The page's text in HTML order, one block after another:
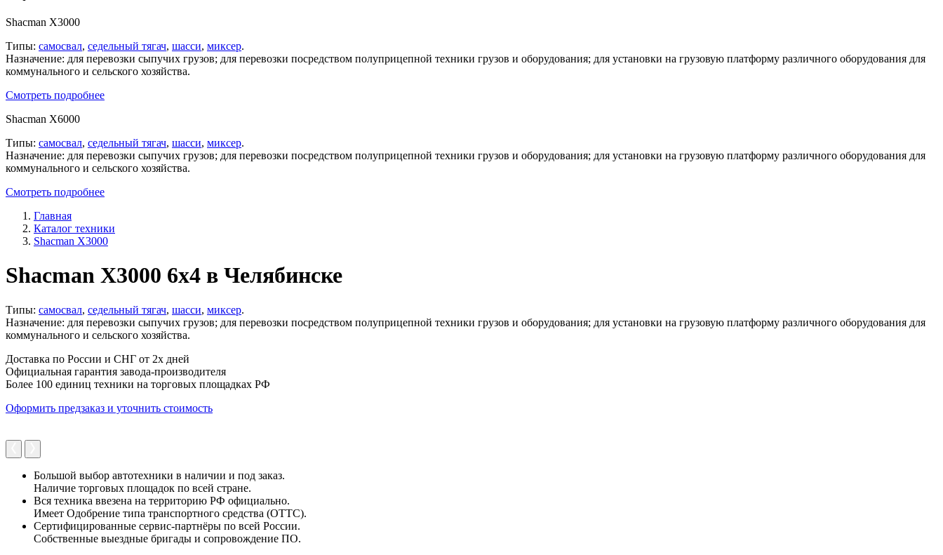
Shacman X3000
Типы: самосвал, седельный тягач, шасси, миксер.
Назначение: для перевозки сыпучих грузов; для перевозки посредством полуприцепной техники грузов и оборудования; для установки на грузовую платформу различного оборудования для
коммунального и сельского хозяйства.
Смотреть подробнее
Shacman X6000
Типы: самосвал, седельный тягач, шасси, миксер.
Назначение: для перевозки сыпучих грузов; для перевозки посредством полуприцепной техники грузов и оборудования; для установки на грузовую платформу различного оборудования для
коммунального и сельского хозяйства.
Смотреть подробнее
Главная
Каталог техники
Shacman X3000
Shacman X3000 6x4 в Челябинске
Типы: самосвал, седельный тягач, шасси, миксер.
Назначение: для перевозки сыпучих грузов; для перевозки посредством полуприцепной техники грузов и оборудования; для установки на грузовую платформу различного оборудования для
коммунального и сельского хозяйства.
Доставка по России и СНГ от 2х дней
Официальная гарантия завода-производителя
Более 100 единиц техники на торговых площадках РФ
Оформить предзаказ и уточнить стоимость
Большой выбор автотехники в наличии и под заказ.
Наличие торговых площадок по всей стране.
Вся техника ввезена на территорию РФ официально.
Имеет Одобрение типа транспортного средства (ОТТС).
Сертифицированные сервис-партнёры по всей России.
Собственные выездные бригады и сопровождение ПО.